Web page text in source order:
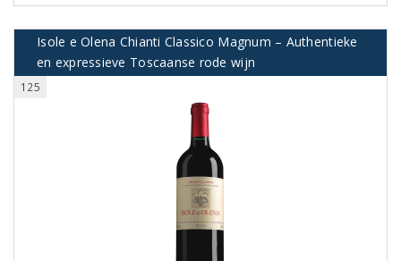
Isole e Olena Chianti Classico Magnum – Authentieke
en expressieve Toscaanse rode wijn
125